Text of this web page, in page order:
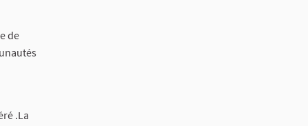
de
.La